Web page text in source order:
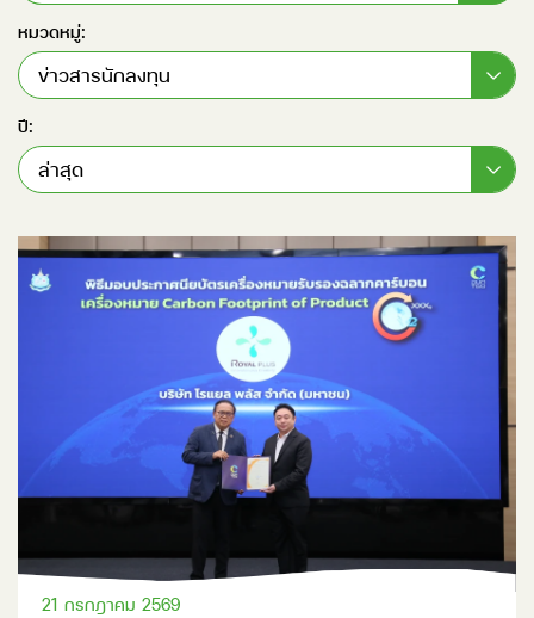
หมวดหมู่:
ข่าวสารนักลงทุน
ปี:
ล่าสุด
21 กรกฎาคม 2569